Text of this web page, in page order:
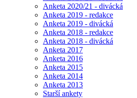
Anketa 2020/21 - divácká
Anketa 2019 - redakce
Anketa 2019 - divácká
Anketa 2018 - redakce
Anketa 2018 - divácká
Anketa 2017
Anketa 2016
Anketa 2015
Anketa 2014
Anketa 2013
Starší ankety